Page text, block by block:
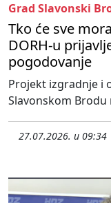
Grad Slavonski
Tko će sve
DORH-u
pogodovanje
Projekt izgradnje i
Slavonskom Brodu
27.07.2026. u 09:34